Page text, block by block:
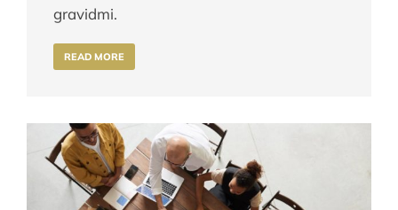
gravidmi.
READ MORE